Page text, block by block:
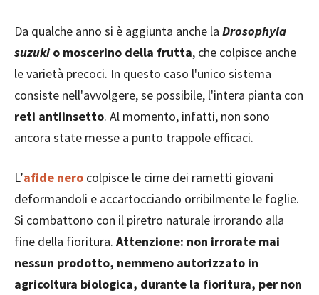
Da qualche anno si è aggiunta anche la Drosophyla
suzukio moscerino della frutta, che colpisce anche
le varietà precoci. In questo caso l'unico sistema
consiste nell'avvolgere, se possibile, l'intera pianta con
reti antiinsetto. Al momento, infatti, non sono
ancora state messe a punto trappole efficaci.
L’afide nero colpisce le cime dei rametti giovani
deformandoli e accartocciando orribilmente le foglie.
Si combattono con il piretro naturale irrorando alla
fine della fioritura. Attenzione: non irrorate mai
nessun prodotto, nemmeno autorizzato in
agricoltura biologica, durante la fioritura, per non